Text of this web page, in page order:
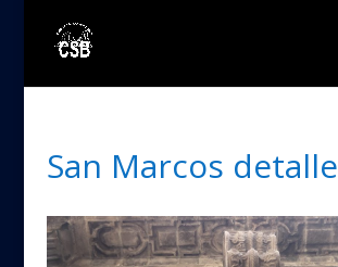
San Marcos detalle